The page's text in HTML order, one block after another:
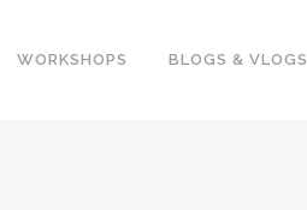
WORKSHOPS BLOGS & VLOGS